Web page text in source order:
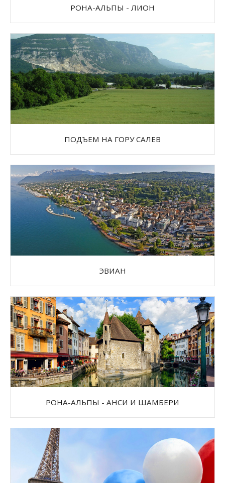
РОНА-АЛЬПЫ - ЛИОН
ПОДЪЕМ НА ГОРУ САЛЕВ
ЭВИАН
РОНА-АЛЬПЫ - АНСИ И ШАМБЕРИ